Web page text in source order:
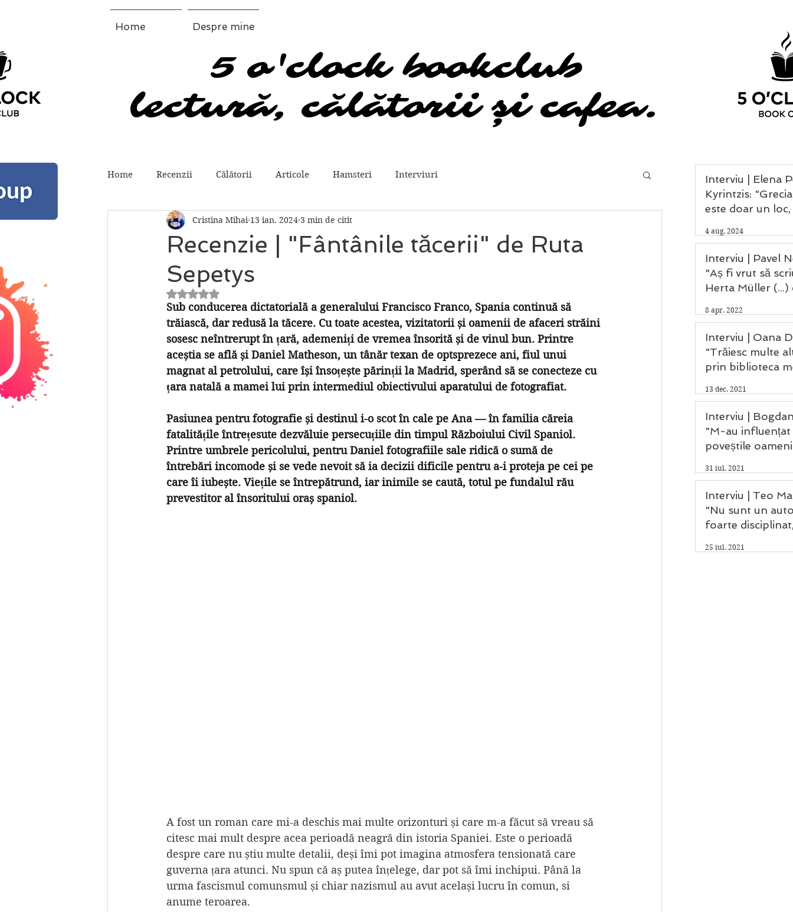
Home Despre mine
5 o'clock bookclub
lectură, călătorii și cafea.
5 o'clock bookclub
lectură, călătorii și cafea.
Home Recenzii Călătorii Articole Hamsteri Interviuri
Recenzie | "Fântânile tăcerii" de Ruta
Sepetys
Cristina Mihai 13 ian. 2024 3 min de citit
Evaluat(ă) cu NaN din 5 stele.
Sub conducerea dictatorială a generalului Francisco Franco, Spania continuă să
trăiască, dar redusă la tăcere. Cu toate acestea, vizitatorii și oamenii de afaceri străini
sosesc neîntrerupt în țară, ademeniți de vremea însorită și de vinul bun. Printre
aceștia se află și Daniel Matheson, un tânăr texan de optsprezece ani, fiul unui
magnat al petrolului, care își însoțește părinții la Madrid, sperând să se conecteze cu
țara natală a mamei lui prin intermediul obiectivului aparatului de fotografiat.
Pasiunea pentru fotografie și destinul i-o scot în cale pe Ana — în familia căreia
fatalitățile întrețesute dezvăluie persecuțiile din timpul Războiului Civil Spaniol.
Printre umbrele pericolului, pentru Daniel fotografiile sale ridică o sumă de
întrebări incomode și se vede nevoit să ia decizii dificile pentru a-i proteja pe cei pe
care îi iubește. Viețile se întrepătrund, iar inimile se caută, totul pe fundalul rău
prevestitor al însoritului oraș spaniol.
A fost un roman care mi-a deschis mai multe orizonturi și care m-a făcut să vreau să
citesc mai mult despre acea perioadă neagră din istoria Spaniei. Este o perioadă
despre care nu știu multe detalii, deși îmi pot imagina atmosfera tensionată care
guverna țara atunci. Nu spun că aș putea înțelege, dar pot să îmi inchipui. Până la
urma fascismul comunsmul și chiar nazismul au avut același lucru în comun, si
anume teroarea.
Interviu | Elena
Kyrintzis: "Grecia nu
este doar un
omenirii și
civilizației."
4 aug. 2024
Interviu | Pavel
"Aș fi vrut să
Herta Müller (...)
8 apr. 2022
Interviu | Oana
"Trăiesc multe
prin biblioteca
13 dec. 2021
Interviu |
"M-au influențat
poveștile
mea."
31 iul. 2021
Interviu | Teo
"Nu sunt un
foarte
care scriu."
25 iul. 2021